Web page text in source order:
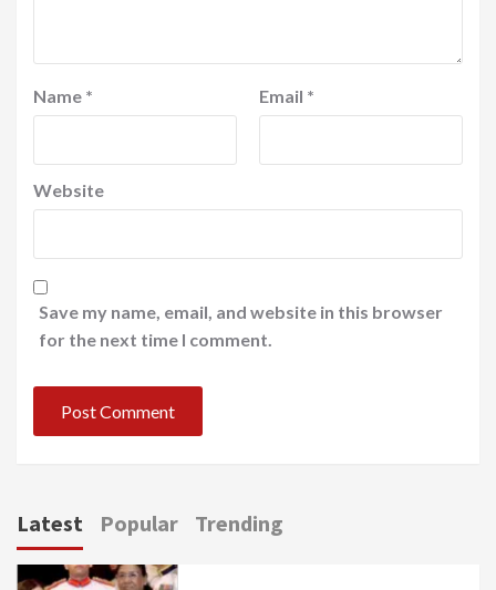
Name * Email *
Website
Save my name, email, and website in this browser
for the next time I comment.
Latest Popular Trending